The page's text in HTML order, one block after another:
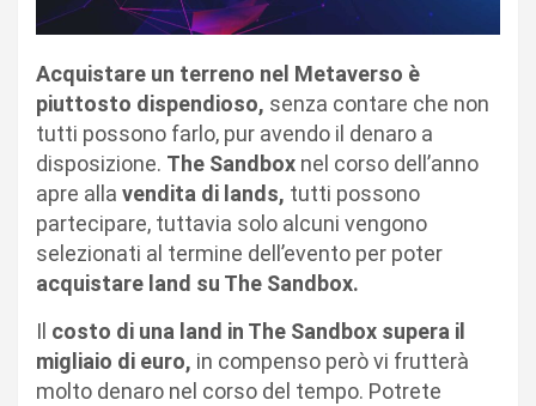
Acquistare un terreno nel Metaverso è
piuttosto dispendioso, senza contare che non
tutti possono farlo, pur avendo il denaro a
disposizione. The Sandbox nel corso dell’anno
apre alla vendita di lands, tutti possono
partecipare, tuttavia solo alcuni vengono
selezionati al termine dell’evento per poter
acquistare land su The Sandbox.
Il costo di una land in The Sandbox supera il
migliaio di euro, in compenso però vi frutterà
molto denaro nel corso del tempo. Potrete